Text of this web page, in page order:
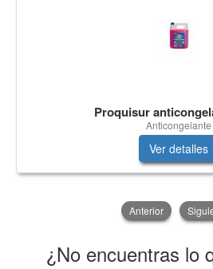
Proquisur
Anticongelante
Ver detalles
Anterior
¿No encuentras lo